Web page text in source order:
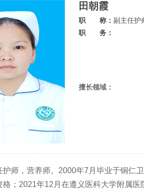
田朝霞
职 称： 副主任护
职 务：
擅长领域：
护师，营养师。2000年7月毕业于铜仁
格；2021年12月在遵义医科大学附属